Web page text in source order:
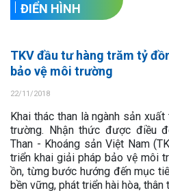
ĐIỂN HÌNH
TKV đầu tư hàng trăm tỷ
bảo vệ môi trường
22/11/2018
Khai thác than là ngành sản
trường. Nhận thức được điều
Than - Khoáng sản Việt Nam
triển khai giải pháp bảo vệ môi
ồn, từng bước hướng đến mục
bền vững, phát triển hài hòa,